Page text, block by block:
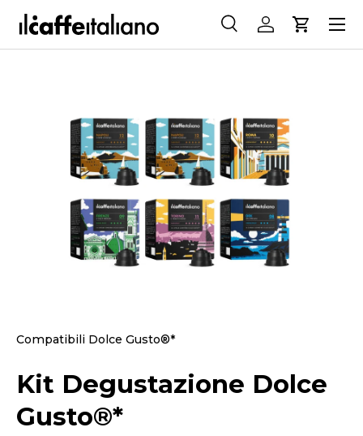
PASSA AI CONTENUTI
Cerca
CercaAccediCarrello
Menu
Compatibili Dolce Gusto®*
Kit Degustazione Dolce
Gusto®*